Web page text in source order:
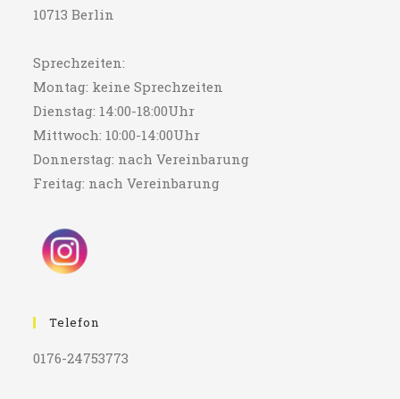
10713 Berlin
Sprechzeiten:
Montag: keine Sprechzeiten
Dienstag: 14:00-18:00Uhr
Mittwoch: 10:00-14:00Uhr
Donnerstag: nach Vereinbarung
Freitag: nach Vereinbarung
Telefon
0176-24753773